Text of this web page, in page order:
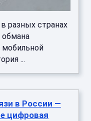
разных странах
мобильной
...
в России —
цифровая